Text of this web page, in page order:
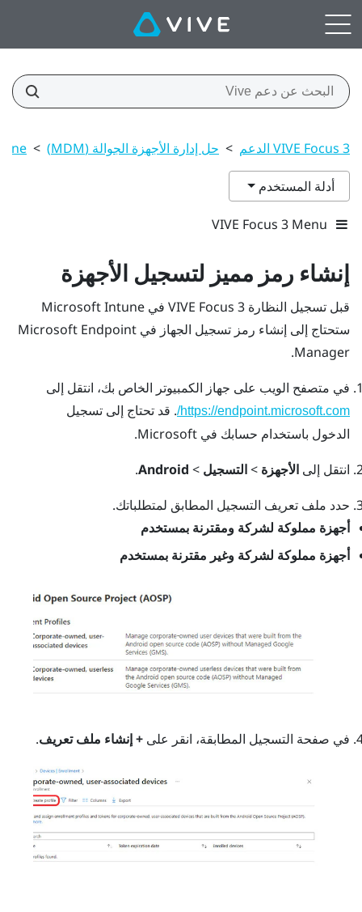
VIVE Focus 3 الدعم > حل إدارة الأجهزة الجوالة (MDM) >
أدلة المستخدم
VIVE Focus 3 Menu
إنشاء رمز مميز لتسجيل الأجهزة
قبل تسجيل النظارة VIVE Focus 3 في Microsoft Intune
ستحتاج إلى إنشاء رمز تسجيل الجهاز في Microsoft Endpoint
Manager.
في متصفح الويب على جهاز الكمبيوتر الخاص بك، انتقل إلى
https://endpoint.microsoft.com/ . قد تحتاج إلى تسجيل
الدخول باستخدام حسابك في Microsoft.
انتقل إلى الأجهزة >التسجيل >
Android
.
حدد ملف تعريف التسجيل المطابق لمتطلباتك.
أجهزة مملوكة لشركة ومقترنة بمستخدم
أجهزة مملوكة لشركة وغير مقترنة بمستخدم
في صفحة التسجيل المطابقة، انقر على + إنشاء ملف تعريف.